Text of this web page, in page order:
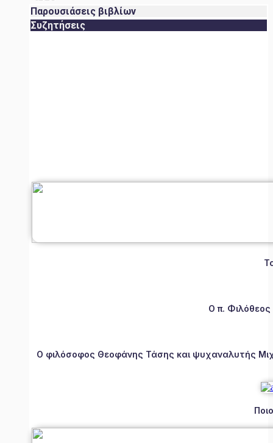
Παρουσιάσεις βιβλίων
Συζητήσεις
Ο π.
Ο φιλόσοφος Θεοφάνης Τάσης και ψυχαναλυτής